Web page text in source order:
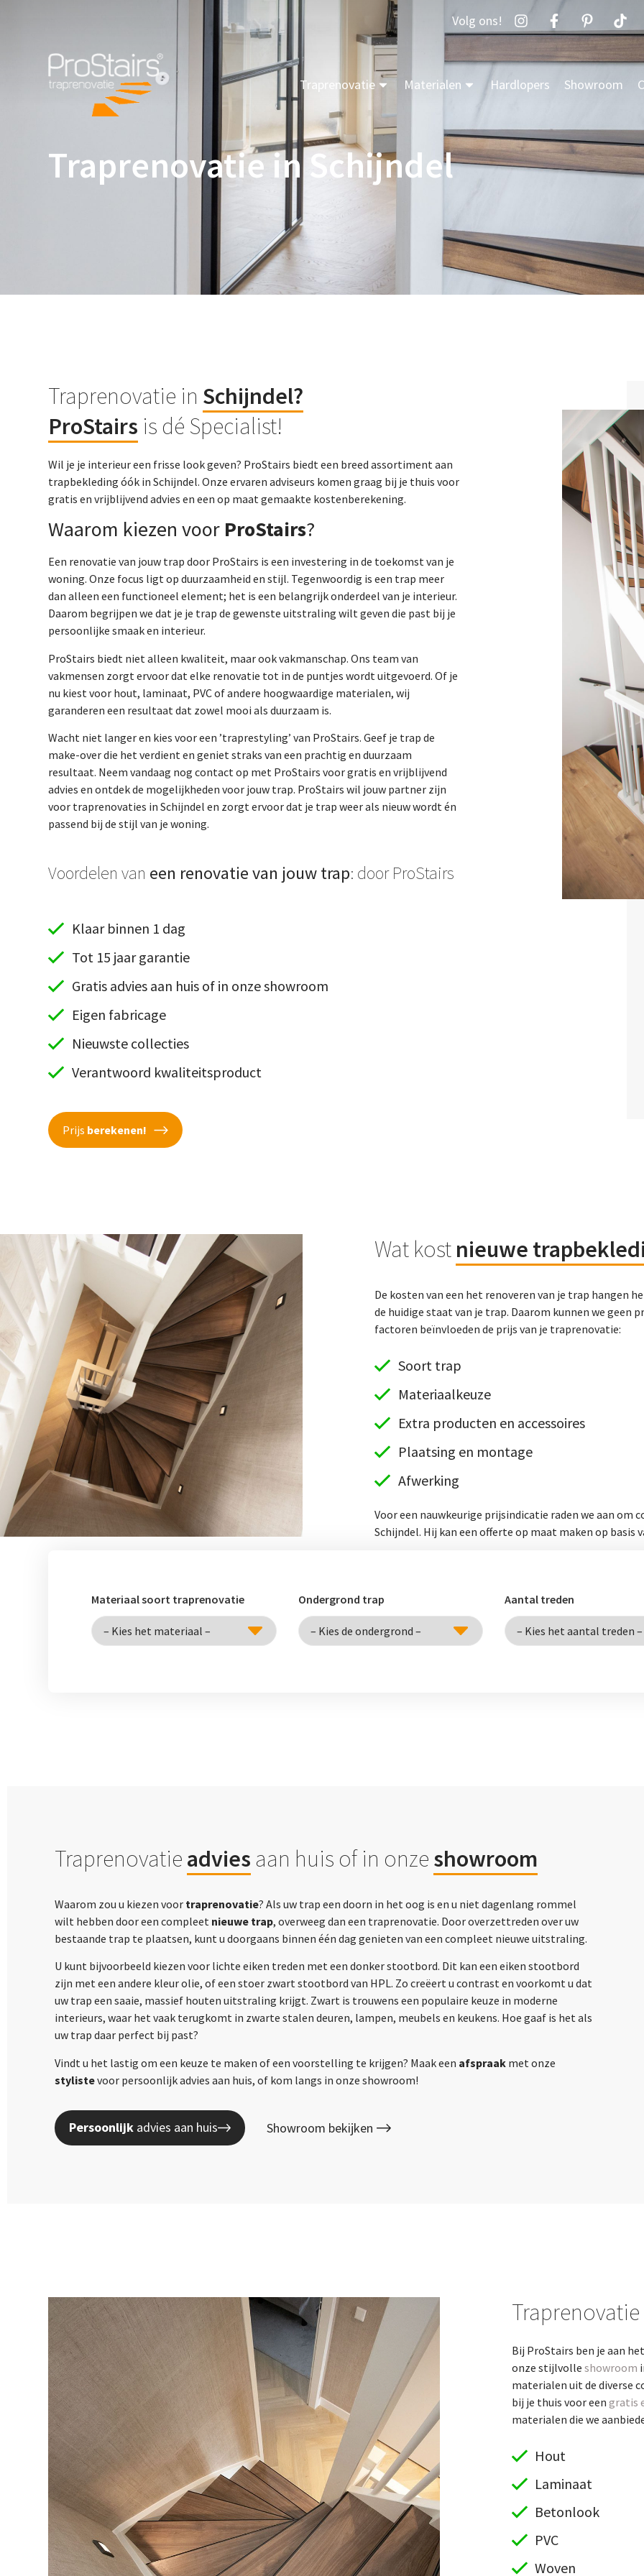
Volg ons!
Traprenovatie Materialen Hardlopers Showroom
Traprenovatie in Schijndel
Traprenovatie in Schijndel?
ProStairs is dé Specialist!
Wil je je interieur een frisse look geven? ProStairs biedt een breed assortiment aan
trapbekleding óók in Schijndel. Onze ervaren adviseurs komen graag bij je thuis voor
gratis en vrijblijvend advies en een op maat gemaakte kostenberekening.
Waarom kiezen voor ProStairs?
Een renovatie van jouw trap door ProStairs is een investering in de toekomst van je
woning. Onze focus ligt op duurzaamheid en stijl. Tegenwoordig is een trap meer
dan alleen een functioneel element; het is een belangrijk onderdeel van je interieur.
Daarom begrijpen we dat je je trap de gewenste uitstraling wilt geven die past bij je
persoonlijke smaak en interieur.
ProStairs biedt niet alleen kwaliteit, maar ook vakmanschap. Ons team van
vakmensen zorgt ervoor dat elke renovatie tot in de puntjes wordt uitgevoerd. Of je
nu kiest voor hout, laminaat, PVC of andere hoogwaardige materialen, wij
garanderen een resultaat dat zowel mooi als duurzaam is.
Wacht niet langer en kies voor een ’traprestyling’ van ProStairs. Geef je trap de
make-over die het verdient en geniet straks van een prachtig en duurzaam
resultaat. Neem vandaag nog contact op met ProStairs voor gratis en vrijblijvend
advies en ontdek de mogelijkheden voor jouw trap. ProStairs wil jouw partner zijn
voor traprenovaties in Schijndel en zorgt ervoor dat je trap weer als nieuw wordt én
passend bij de stijl van je woning.
Voordelen van een renovatie van jouw trap: door ProStairs
Klaar binnen 1 dag
Tot 15 jaar garantie
Gratis advies aan huis of in onze showroom
Eigen fabricage
Nieuwste collecties
Verantwoord kwaliteitsproduct
Prijs berekenen!
Wat kost nieuwe
De kosten van een het renoveren van je trap hangen
de huidige staat van je trap. Daarom kunnen we geen
factoren beïnvloeden de prijs van je traprenovatie:
Soort trap
Materiaalkeuze
Extra producten en accessoires
Plaatsing en montage
Afwerking
Voor een nauwkeurige prijsindicatie raden we aan
Schijndel. Hij kan een offerte op maat maken op basis
Materiaal soort traprenovatie Ondergrond trap Aantal treden
Traprenovatie advies aan huis of in onze showroom
Waarom zou u kiezen voor traprenovatie? Als uw trap een doorn in het oog is en u niet dagenlang rommel
wilt hebben door een compleet nieuwe trap, overweeg dan een traprenovatie. Door overzettreden over uw
bestaande trap te plaatsen, kunt u doorgaans binnen één dag genieten van een compleet nieuwe uitstraling.
U kunt bijvoorbeeld kiezen voor lichte eiken treden met een donker stootbord. Dit kan een eiken stootbord
zijn met een andere kleur olie, of een stoer zwart stootbord van HPL. Zo creëert u contrast en voorkomt u dat
uw trap een saaie, massief houten uitstraling krijgt. Zwart is trouwens een populaire keuze in moderne
interieurs, waar het vaak terugkomt in zwarte stalen deuren, lampen, meubels en keukens. Hoe gaaf is het als
uw trap daar perfect bij past?
Vindt u het lastig om een keuze te maken of een voorstelling te krijgen? Maak een afspraak met onze
stylistevoor persoonlijk advies aan huis, of kom langs in onze showroom!
Persoonlijk advies aan huis Showroom bekijken
Traprenovatie
Bij ProStairs ben je aan
onze stijlvolle showroom
materialen uit de diverse
bij je thuis voor een gratis
materialen die we
Hout
Laminaat
Betonlook
PVC
Woven